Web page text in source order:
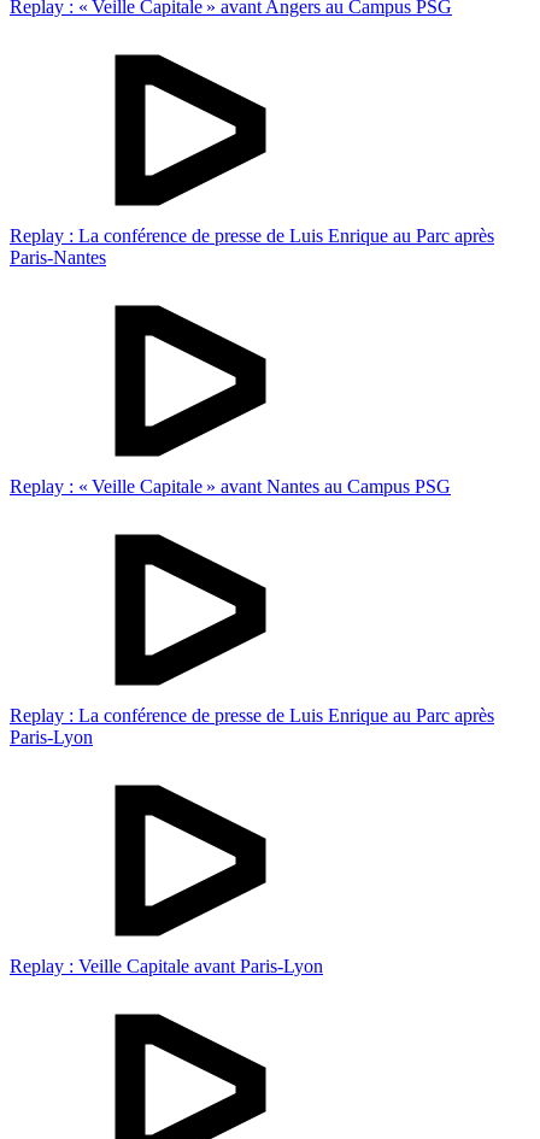
Replay : « Veille Capitale » avant Angers au Campus PSG
Replay : La conférence de presse de Luis Enrique au Parc après
Paris-Nantes
Replay : « Veille Capitale » avant Nantes au Campus PSG
Replay : La conférence de presse de Luis Enrique au Parc après
Paris-Lyon
Replay : Veille Capitale avant Paris-Lyon